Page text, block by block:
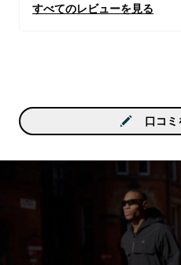
すべてのレビューを見る
口コミ